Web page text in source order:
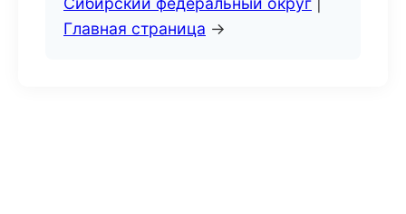
Главная страница →